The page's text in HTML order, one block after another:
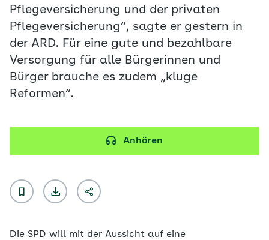
Pflegeversicherung und der privaten
Pflegeversicherung“, sagte er gestern in
der ARD. Für eine gute und bezahlbare
Versorgung für alle Bürgerinnen und
Bürger brauche es zudem „kluge
Reformen“.
Anhören
Die SPD will mit der Aussicht auf eine